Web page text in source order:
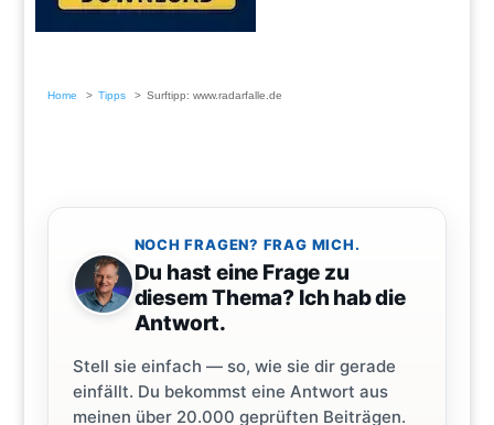
Home Tipps Surftipp: www.radarfalle.de
NOCH FRAGEN? FRAG MICH.
Du hast eine Frage zu
diesem Thema? Ich hab die
Antwort.
Stell sie einfach — so, wie sie dir gerade
einfällt. Du bekommst eine Antwort aus
meinen über 20.000 geprüften Beiträgen.